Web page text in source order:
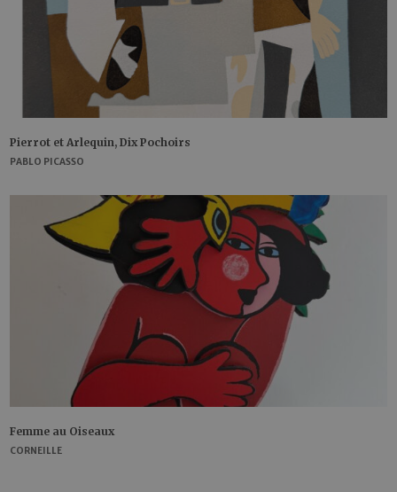
Pierrot et Arlequin, Dix Pochoirs
PABLO PICASSO
Femme au Oiseaux
CORNEILLE